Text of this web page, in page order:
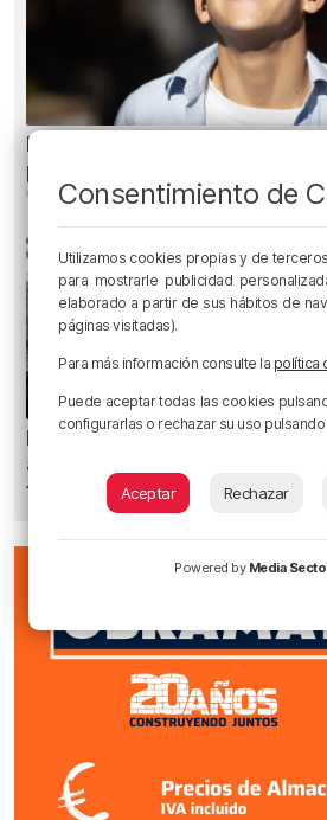
Ni gafas de sol ni
pueden dañar la retina
Bilbao contará con 37
artesanía, diez de venta de
trucks en Aste Nagusia
Consentimiento de
Utilizamos cookies propias y de
para mostrarle publicidad
elaborado a partir de sus hábitos de
páginas visitadas).
Para más información consulte la política
Puede aceptar todas las cookies
configurarlas o rechazar su uso
Aceptar Rechazar
Powered by Media